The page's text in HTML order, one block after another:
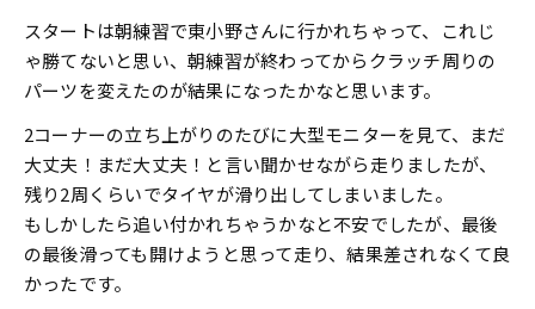
スタートは朝練習で東小野さんに行かれちゃって、これじ
ゃ勝てないと思い、朝練習が終わってからクラッチ周りの
パーツを変えたのが結果になったかなと思います。
2コーナーの立ち上がりのたびに大型モニターを見て、まだ
大丈夫！まだ大丈夫！と言い聞かせながら走りましたが、
残り2周くらいでタイヤが滑り出してしまいました。
もしかしたら追い付かれちゃうかなと不安でしたが、最後
の最後滑っても開けようと思って走り、結果差されなくて良
かったです。